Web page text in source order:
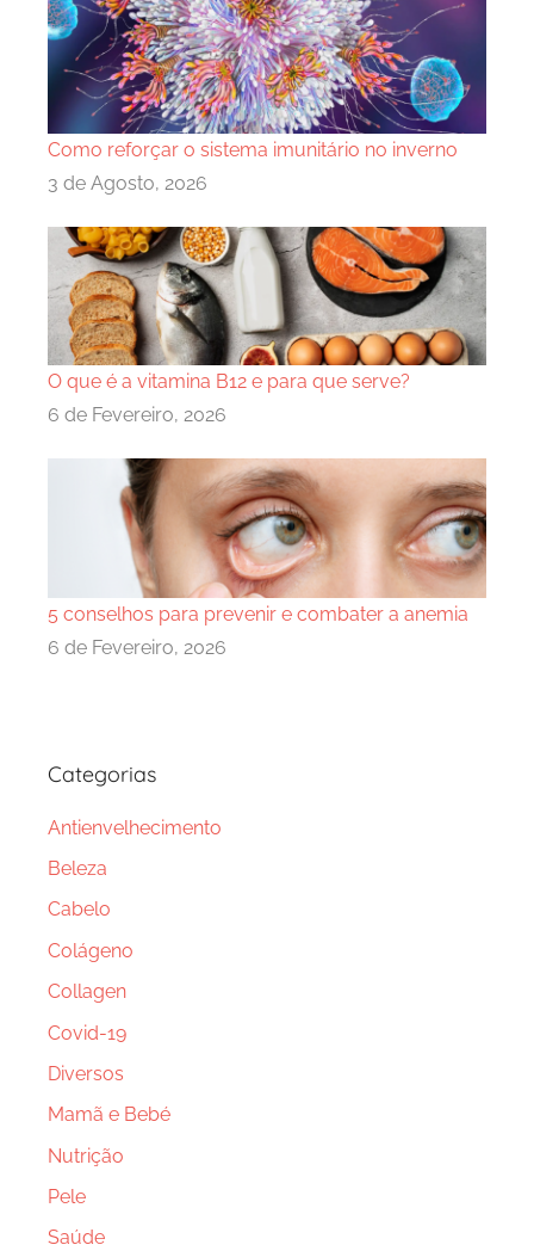
Como reforçar o sistema imunitário no inverno
3 de Agosto, 2026
O que é a vitamina B12 e para que serve?
6 de Fevereiro, 2026
5 conselhos para prevenir e combater a anemia
6 de Fevereiro, 2026
Categorias
Antienvelhecimento
Beleza
Cabelo
Colágeno
Collagen
Covid-19
Diversos
Mamã e Bebé
Nutrição
Pele
Saúde